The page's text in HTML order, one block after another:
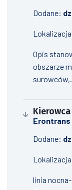
Dodane:
Opis
obszarze
Kierowca
Erontrans
Dodane:
linia